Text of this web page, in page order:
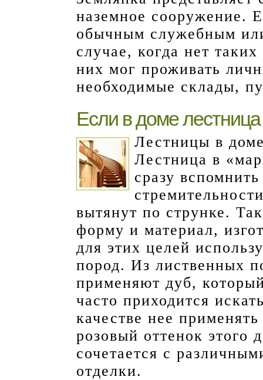
наземное сооружение.
обычным служебным
случае, когда нет
них мог проживать
необходимые склады,
Если в доме
Лестницы в
Лестница в
сразу
вытянут по струнке.
форму и материал,
для этих целей
пород. Из лиственных
применяют дуб,
часто приходится
качестве нее
розовый оттенок этого
сочетается с
отделки.